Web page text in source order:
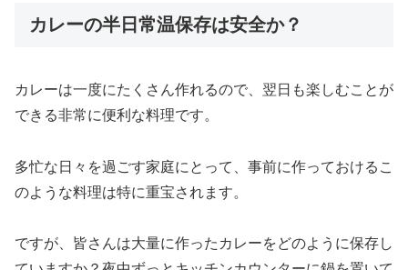
カレーの半日常温保存は安全か？
カレーは一度にたくさん作れるので、翌日も楽しむことが
できる非常に便利な料理です。
多忙な日々を過ごす家庭にとって、事前に作っておけるこ
のような料理は特に重宝されます。
ですが、皆さんは大量に作ったカレーをどのように保存し